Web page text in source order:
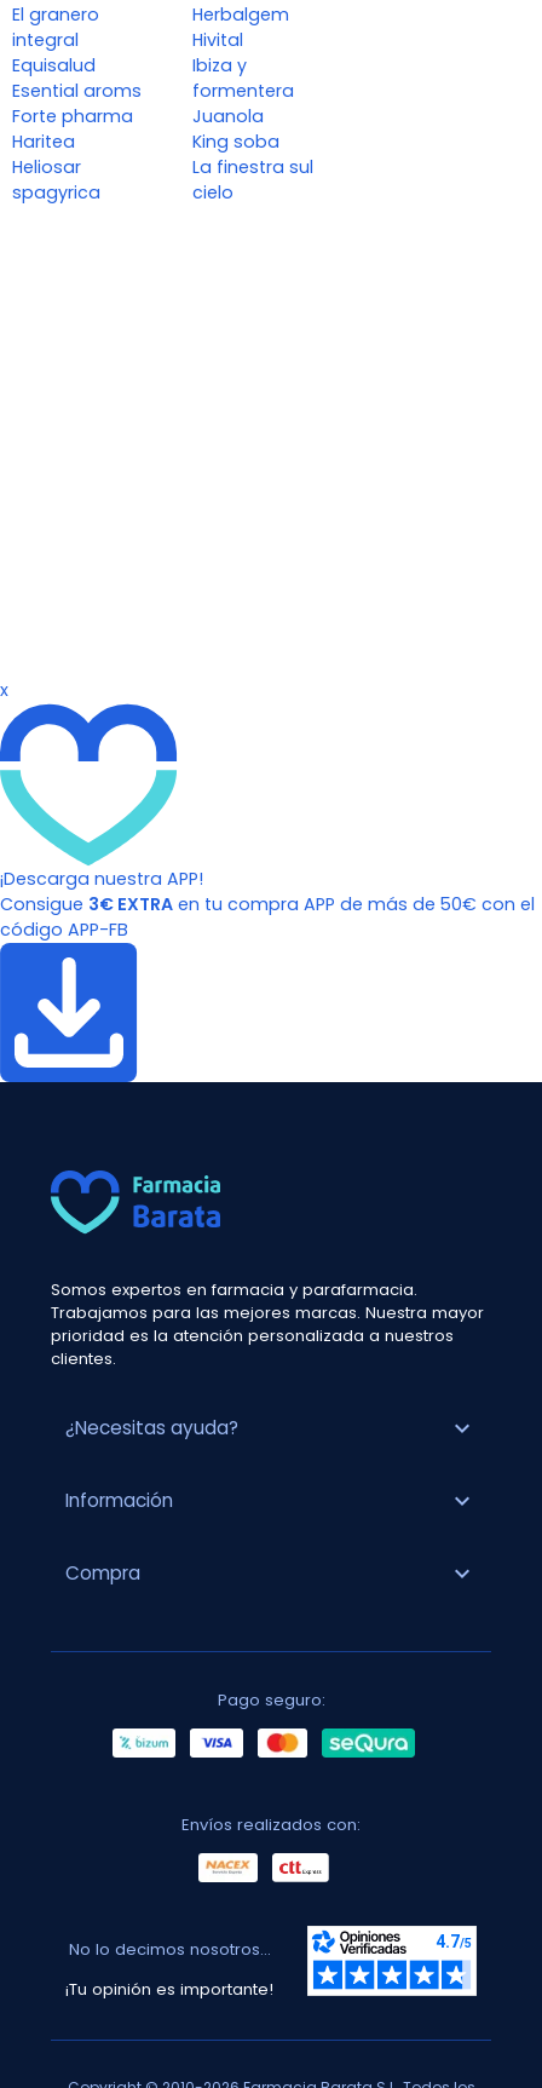
El granero
integral
Equisalud
Esential aroms
Forte pharma
Haritea
Heliosar
spagyrica
Herbalgem
Hivital
Ibiza y
formentera
Juanola
King soba
La finestra sul
cielo
x
¡Descarga nuestra APP!
Consigue 3€ EXTRA en tu compra APP de más de 50€ con el
código APP-FB
Somos expertos en farmacia y parafarmacia.
Trabajamos para las mejores marcas. Nuestra mayor
prioridad es la atención personalizada a nuestros
clientes.
¿Necesitas ayuda? expand_more
Información expand_more
Compra expand_more
Pago seguro:
Envíos realizados con:
No lo decimos nosotros...
¡Tu opinión es importante!